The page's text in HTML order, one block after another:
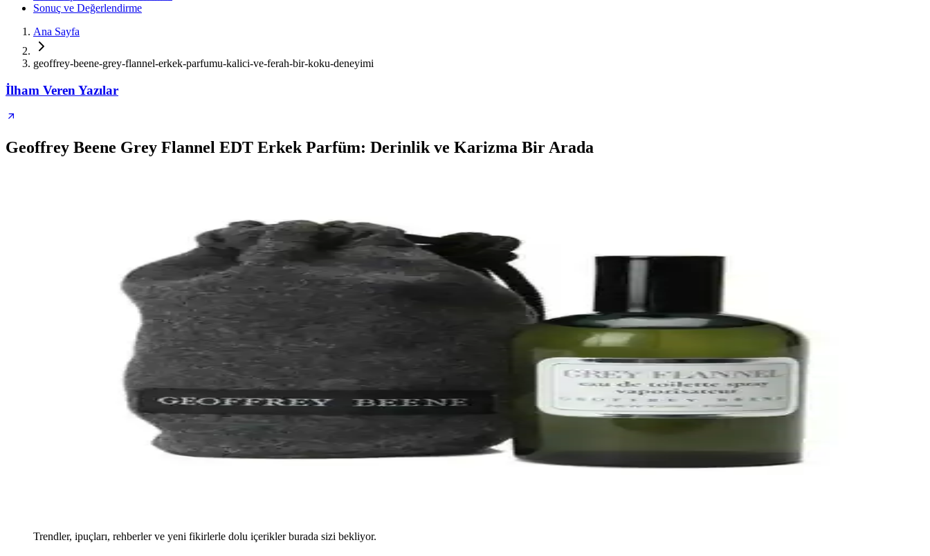
Sonuç ve Değerlendirme
Ana Sayfa
geoffrey-beene-grey-flannel-erkek-parfumu-kalici-ve-ferah-bir-koku-deneyimi
İlham Veren Yazılar
Geoffrey Beene Grey Flannel EDT Erkek Parfüm: Derinlik ve Karizma Bir Arada
Trendler, ipuçları, rehberler ve yeni fikirlerle dolu içerikler burada sizi bekliyor.